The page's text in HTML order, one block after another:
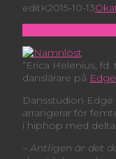
editK2015-10-13
”Erica Helenius,
danslärare på
Dansstudion
arrangerar för
i hiphop med
– Äntligen är det